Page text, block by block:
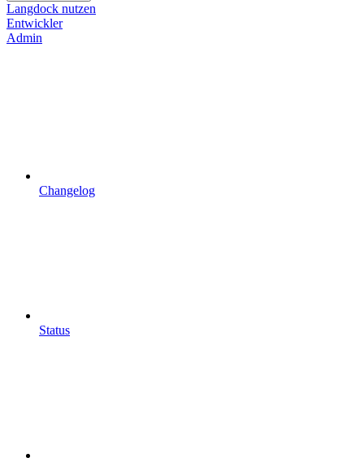
Langdock nutzen
Entwickler
Admin
Changelog
Status